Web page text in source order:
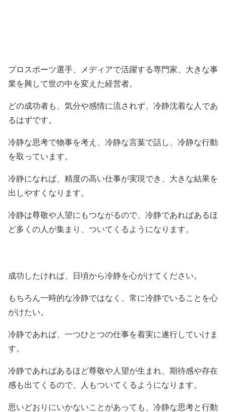
プロスポーツ選手、メディアで活躍する専門家、大きな事
業を興して世の中を変えた経営者。
どの成功者も、気分や感情に流されず、冷静沈着な人であ
るはずです。
冷静な思考で物事を考え、冷静な言葉で話し、冷静な行動
を取っています。
冷静になれば、精度の高い仕事が実現でき、大きな結果を
出しやすくなります。
冷静は尊敬や人望にもつながるので、冷静であればあるほ
ど多くの人が集まり、ついてくるようになります。
成功したければ、日頃から冷静を心がけてください。
もちろん一時的な冷静ではなく、常に冷静でいることを心
がけたい。
冷静であれば、一つひとつの仕事を着実に遂行していけま
す。
冷静であればあるほど尊敬や人望が生まれ、期待感や存在
感も出てくるので、人もついてくるようになります。
思いどおりにいかないことがあっても、冷静な思考と行動